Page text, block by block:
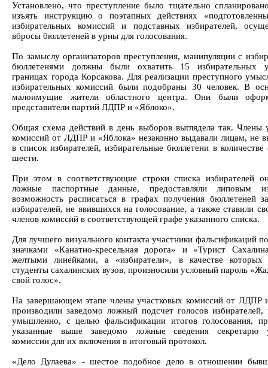
Установлено, что преступление было тщательно
изъять инструкцию о поэтапных действиях
избирательных комиссий и подставных избирателей,
вбросы бюллетеней в урны для голосования.
По замыслу организаторов преступления, манипуляции с
бюллетенями должны были охватить 15 избирательных
границах города Корсакова. Для реализации преступного
избирательных комиссий были подобраны 30 человек. В
малоимущие жители областного центра. Они были
представители партий ЛДПР и «Яблоко».
Общая схема действий в день выборов выглядела так. Члены
комиссий от ЛДПР и «Яблока» незаконно выдавали лицам, не
в список избирателей, избирательные бюллетени в
шести.
При этом в соответствующие строки списка избирателей
ложные паспортные данные, предоставляли липовым
возможность расписаться в графах получения бюллетеней
избирателей, не явившихся на голосование, а также ставили
членов комиссий в соответствующей графе указанного списка.
Для лучшего визуального контакта участники фальсификаций
значками «Канатно-кресельная дорога» и «Турист
желтыми линейками, а «избиратели», в качестве которых
студенты сахалинских вузов, произносили условный пароль
свой голос».
На завершающем этапе члены участковых комиссий от ЛДПР
производили заведомо ложный подсчет голосов избирателей,
умышленно, с целью фальсификации итогов голосования,
указанные выше заведомо ложные сведения секретарю
комиссии для их включения в итоговый протокол.
«Дело Дулаева» - шестое подобное дело в отношении